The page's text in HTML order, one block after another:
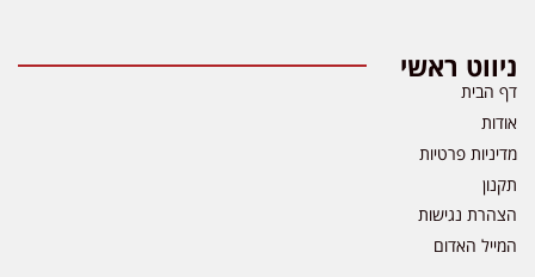
ניווט ראשי
דף הבית
אודות
מדיניות פרטיות
תקנון
הצהרת נגישות
המייל האדום